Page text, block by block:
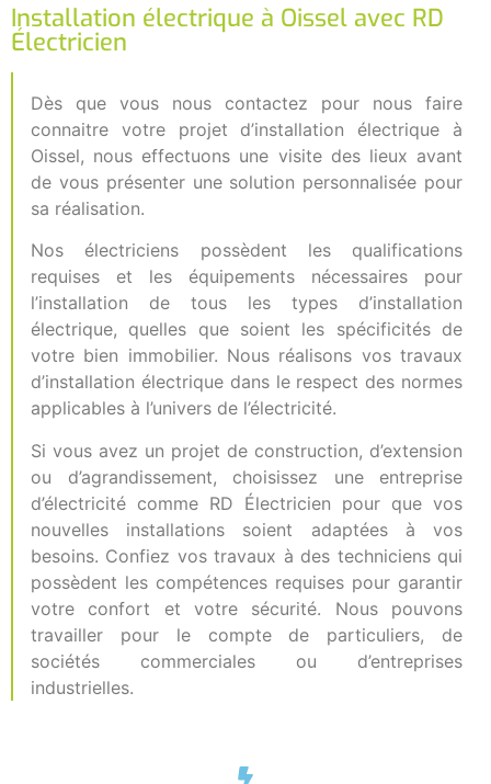
Installation électrique à Oissel avec RD
Électricien
Dès que vous nous contactez pour nous faire
connaitre votre projet d’installation électrique à
Oissel, nous effectuons une visite des lieux avant
de vous présenter une solution personnalisée pour
sa réalisation.
Nos électriciens possèdent les qualifications
requises et les équipements nécessaires pour
l’installation de tous les types d’installation
électrique, quelles que soient les spécificités de
votre bien immobilier. Nous réalisons vos travaux
d’installation électrique dans le respect des normes
applicables à l’univers de l’électricité.
Si vous avez un projet de construction, d’extension
ou d’agrandissement, choisissez une entreprise
d’électricité comme RD Électricien pour que vos
nouvelles installations soient adaptées à vos
besoins. Confiez vos travaux à des techniciens qui
possèdent les compétences requises pour garantir
votre confort et votre sécurité. Nous pouvons
travailler pour le compte de particuliers, de
sociétés commerciales ou d’entreprises
industrielles.